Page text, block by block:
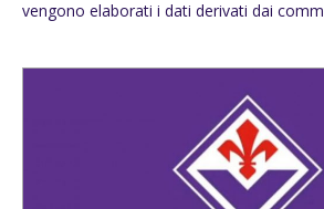
vengono elaborati i dati derivati dai